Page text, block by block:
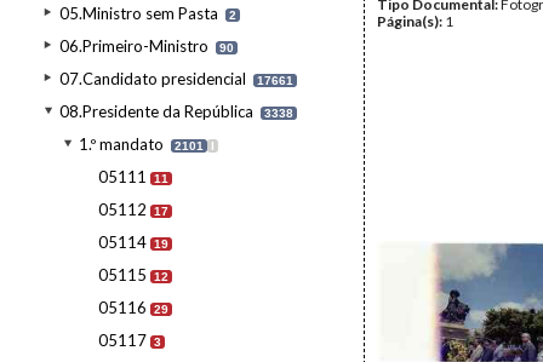
05.Ministro sem Pasta 2
06.Primeiro-Ministro 90
07.Candidato presidencial 17661
08.Presidente da República 3338
1.º mandato 2101 I
05111 11
05112 17
05114 19
05115 12
05116 29
05117 3
Tipo Documental:
Página(s): 1